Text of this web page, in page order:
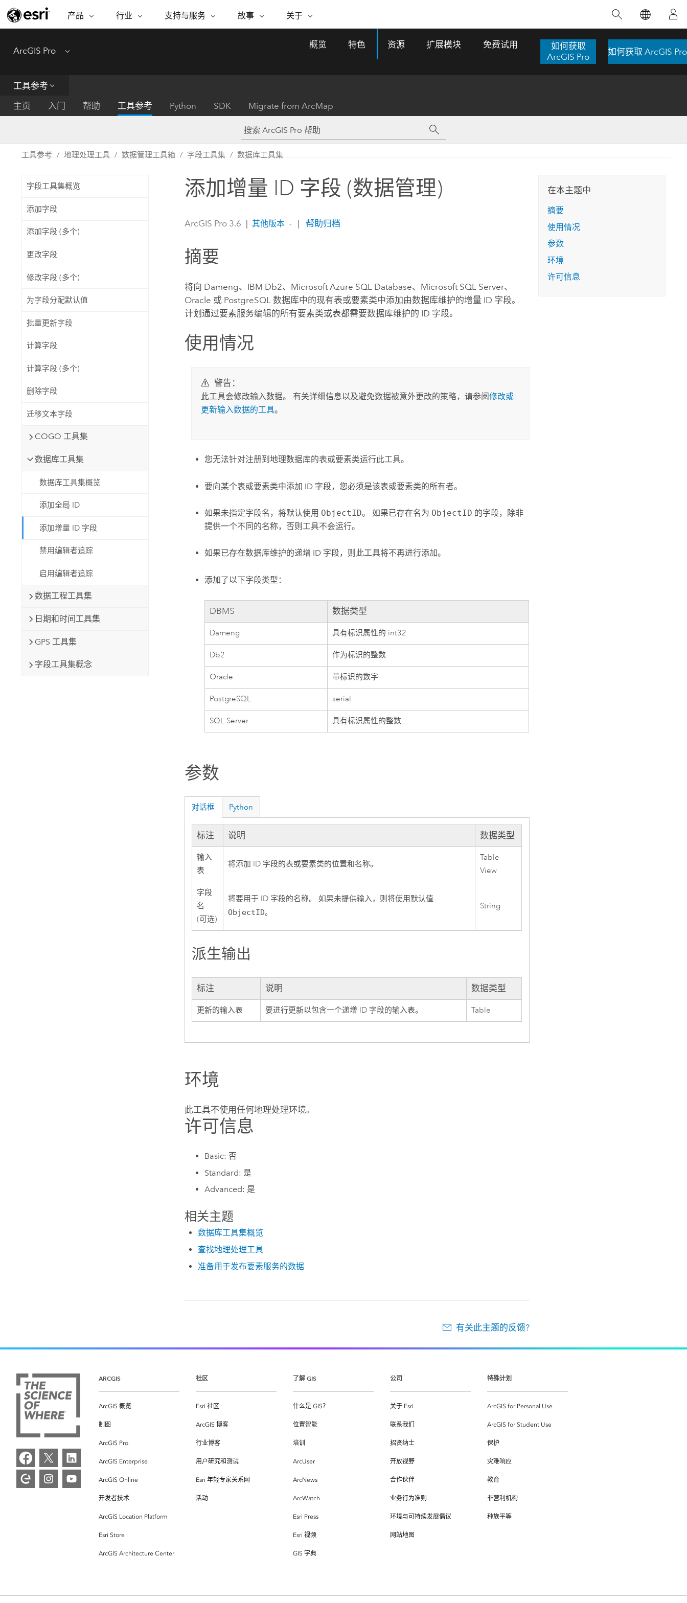
产品
ARCGIS
完整的 SaaS 制图平台
ArcGIS Enterprise
开发者技术
功能
将位置引入分析
集成、编辑和共享空间数据
Esri 产品、合作伙伴产品和开发
互式地图，探索产品功能，或者直接开始免
行业
行业
保护
能源公用事业
州和地方政府
电信
交通运输
专题倡议
基础设施管理
使用 GIS 创建现代化、有弹性且可持续发展
者了解基础设施工程与周围环境的关系。
探索基础设施管理
支持与服务
支持与服务 自助服务
文档
My Esri
故事
ESRI 故事
现实世界的全球 GIS 创新
客
商业和技术领导者之声
行业新闻和 ArcGIS 更新
所有故事
动提供了有力支持。
关于
关于 ESRI
合作伙伴
招贤纳士
联系我们
数字孪生体
推荐书籍
ArcGIS Pro Menu
概览 特色 资源 扩展模块 免费试用
如何获取
ArcGIS Pro
如何获取 ArcGIS Pro
工具参考
主页
入门 帮助 工具参考 Python SDK Migrate from ArcMap
工具参考 地理处理工具 数据管理工具箱 字段工具集 数据库工具集
字段工具集概览
添加字段
添加字段 (多个)
更改字段
修改字段 (多个)
为字段分配默认值
批量更新字段
计算字段
计算字段 (多个)
删除字段
迁移文本字段
COGO 工具集
数据库工具集
数据库工具集概览
添加全局 ID
添加增量 ID 字段
禁用编辑者追踪
启用编辑者追踪
数据工程工具集
日期和时间工具集
GPS 工具集
字段工具集概念
添加增量 ID 字段 (数据管理)
ArcGIS Pro 3.6 其他版本 帮助归档
摘要
将向 Dameng、 IBM Db2、 Microsoft Azure SQL Database、 Microsoft SQL Server、
Oracle 或 PostgreSQL 数据库中的现有表或要素类中添加由数据库维护的增量 ID 字段。
计划通过要素服务编辑的所有要素类或表都需要数据库维护的 ID 字段。
使用情况
警告：
此工具会修改输入数据。 有关详细信息以及避免数据被意外更改的策略，请参阅修改或
更新输入数据的工具。
您无法针对注册到地理数据库的表或要素类运行此工具。
要向某个表或要素类中添加 ID 字段，您必须是该表或要素类的所有者。
如果未指定字段名，将默认使用 ObjectID。 如果已存在名为 ObjectID 的字段，除非
提供一个不同的名称，否则工具不会运行。
如果已存在数据库维护的递增 ID 字段，则此工具将不再进行添加。
添加了以下字段类型：
DBMS 数据类型
Dameng 具有标识属性的 int32
Db2 作为标识的整数
Oracle 带标识的数字
PostgreSQL serial
SQL Server 具有标识属性的整数
参数
对话框 Python
标注 说明 数据类型
输入
表
将添加 ID 字段的表或要素类的位置和名称。
Table
View
字段
名
(可选)
将要用于 ID 字段的名称。 如果未提供输入，则将使用默认值
ObjectID。
String
派生输出
标注 说明 数据类型
更新的输入表 要进行更新以包含一个递增 ID 字段的输入表。 Table
环境
此工具不使用任何地理处理环境。
许可信息
Basic: 否
Standard: 是
Advanced: 是
相关主题
数据库工具集概览
查找地理处理工具
准备用于发布要素服务的数据
有关此主题的反馈?
在本主题中
摘要
使用情况
参数
环境
许可信息
ARCGIS
ArcGIS 概览
制图
ArcGIS Pro
ArcGIS Enterprise
ArcGIS Online
开发者技术
ArcGIS Location Platform
Esri Store
ArcGIS Architecture Center
社区
Esri 社区
ArcGIS 博客
行业博客
用户研究和测试
Esri 年轻专家关系网
活动
了解 GIS
什么是 GIS？
位置智能
培训
ArcUser
ArcNews
ArcWatch
Esri Press
Esri 视频
GIS 字典
公司
关于 Esri
联系我们
招贤纳士
开放视野
合作伙伴
业务行为准则
环境与可持续发展倡议
网站地图
特殊计划
ArcGIS for Personal Use
ArcGIS for Student Use
保护
灾难响应
教育
非营利机构
种族平等